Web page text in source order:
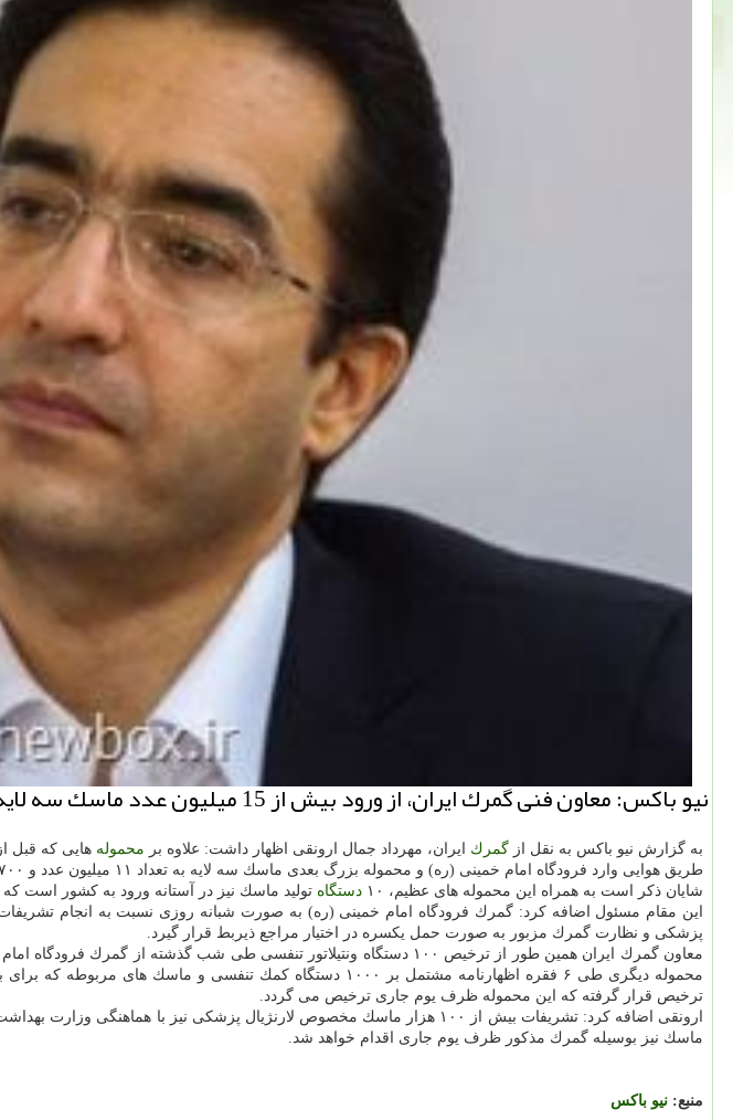
نیو باكس: معاون فنی گمرك ایران، از ورود بیش از 15 میلیون عدد ماسك سه لایه و N95 طی روزهای چهارشنبه و پنجشنبه، 28 و 29 اسفندماه به كشور آگاهی داد.
به گزارش نیو باكس به نقل ازگمرك ایران، مهرداد جمال ارونقی اظهار داشت: علاوه بر محموله
طریق هوایی وارد فرودگاه امام خمینی (ره) و محموله بزرگ بعدی ماسك سه لایه به تعداد ۱۱ میلیون عدد و ۷۰۰ هزار ماسك N۹۵ روز پنجشنبه وارد كشور خواهد شد.
شایان ذكر است به همراه این محموله های عظیم، ۱۰
دستگاه تولید ماسك نیز در آستانه ورود به كشور است كه ظرفیت تولید هر
این مقام مسئول اضافه كرد: گمرك فرودگاه امام خمینی (ره) به صورت شبانه روزی نسبت به انجام
پزشكی و نظارت گمرك مزبور به صورت حمل یكسره در اختیار مراجع ذیربط قرار گیرد.
محموله دیگری طی ۶ فقره اظهارنامه مشتمل بر ۱۰۰۰ دستگاه كمك
ترخیص قرار گرفته كه این محموله ظرف یوم جاری ترخیص می گردد.
ارونقی اضافه كرد: تشریفات بیش از ۱۰۰ هزار ماسك مخصوص لارنژیال پزشكی
ماسك نیز بوسیله گمرك مذكور ظرف یوم جاری اقدام خواهد شد.
منبع: نیو باكس